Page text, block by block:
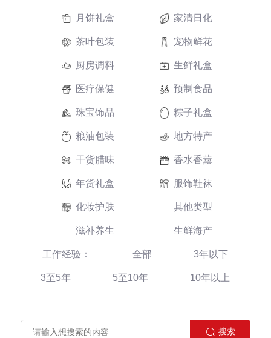
月饼礼盒 家清日化
茶叶包装 宠物鲜花
厨房调料 生鲜礼盒
医疗保健 预制食品
珠宝饰品 粽子礼盒
粮油包装 地方特产
干货腊味 香水香薰
年货礼盒 服饰鞋袜
化妆护肤 其他类型
滋补养生 生鲜海产
工作经验： 全部 3年以下
3至5年 5至10年 10年以上